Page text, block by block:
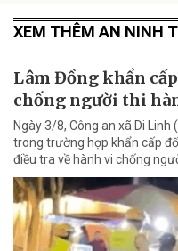
XEM THÊM AN NINH
Lâm Đồng khẩn
chống người thi
Ngày 3/8, Công an xã Di
trong trường hợp khẩn cấp
điều tra về hành vi chống